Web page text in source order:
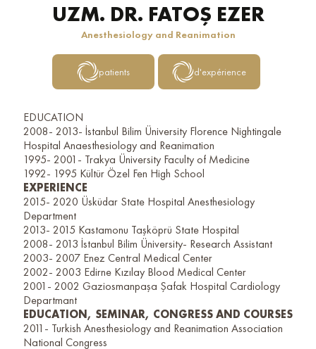
UZM. DR. FATOŞ EZER
Anesthesiology and Reanimation
patients d'expérience
EDUCATION
2008- 2013- İstanbul Bilim Üniversity Florence Nightingale
Hospital Anaesthesiology and Reanimation
1995- 2001- Trakya Üniversity Faculty of Medicine
1992- 1995 Kültür Özel Fen High School
EXPERIENCE
2015- 2020 Üsküdar State Hospital Anesthesiology
Department
2013- 2015 Kastamonu Taşköprü State Hospital
2008- 2013 İstanbul Bilim Üniversity- Research Assistant
2003- 2007 Enez Central Medical Center
2002- 2003 Edirne Kızılay Blood Medical Center
2001- 2002 Gaziosmanpaşa Şafak Hospital Cardiology
Departmant
EDUCATION, SEMINAR, CONGRESS AND COURSES
2011- Turkish Anesthesiology and Reanimation Association
National Congress